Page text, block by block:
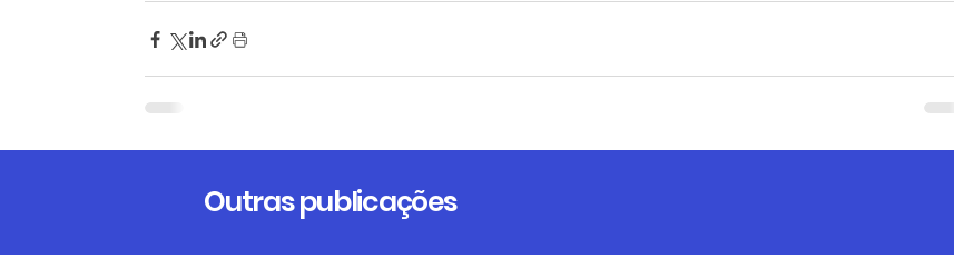
Outras publicações